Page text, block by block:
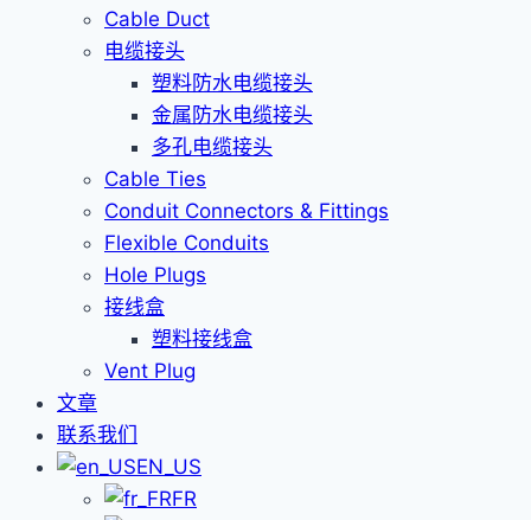
Cable Duct
电缆接头
塑料防水电缆接头
金属防水电缆接头
多孔电缆接头
Cable Ties
Conduit Connectors & Fittings
Flexible Conduits
Hole Plugs
接线盒
塑料接线盒
Vent Plug
文章
联系我们
EN_US
FR